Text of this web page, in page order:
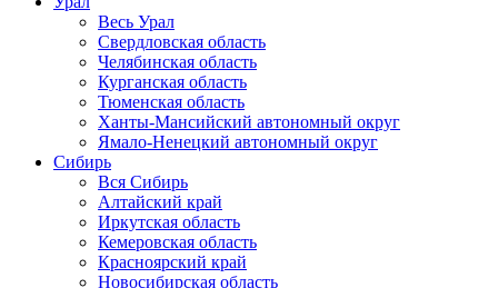
Весь Урал
Свердловская область
Челябинская область
Курганская область
Тюменская область
Ханты-Мансийский автономный округ
Ямало-Ненецкий автономный округ
Сибирь
Вся Сибирь
Алтайский край
Иркутская область
Кемеровская область
Красноярский край
Новосибирская область